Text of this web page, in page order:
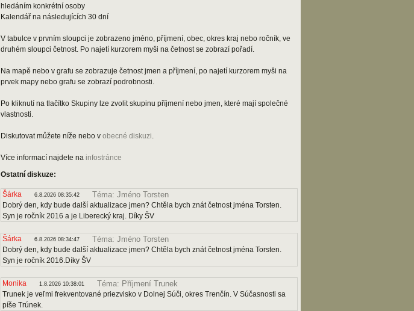
hledáním konkrétní osoby
Kalendář na následujících 30 dní
V tabulce v prvním sloupci je zobrazeno jméno, příjmení, obec, okres kraj nebo ročník, ve
druhém sloupci četnost. Po najetí kurzorem myši na četnost se zobrazí pořadí.
Na mapě nebo v grafu se zobrazuje četnost jmen a příjmení, po najetí kurzorem myši na
prvek mapy nebo grafu se zobrazí podrobnosti.
Po kliknutí na tlačítko Skupiny lze zvolit skupinu příjmení nebo jmen, které mají společné
vlastnosti.
Diskutovat můžete níže nebo v obecné diskuzi.
Více informací najdete na infostránce
Ostatní diskuze:
Šárka 6.8.2026 08:35:42 Téma: Jméno Torsten
Dobrý den, kdy bude další aktualizace jmen? Chtěla bych znát četnost jména Torsten.
Syn je ročník 2016 a je Liberecký kraj. Díky ŠV
Šárka 6.8.2026 08:34:47 Téma: Jméno Torsten
Dobrý den, kdy bude další aktualizace jmen? Chtěla bych znát četnost jména Torsten.
Syn je ročník 2016.Díky ŠV
Monika 1.8.2026 10:38:01 Téma: Příjmení Trunek
Trunek je veľmi frekventované priezvisko v Dolnej Súči, okres Trenčín. V Súčasnosti sa
píše Trúnek.